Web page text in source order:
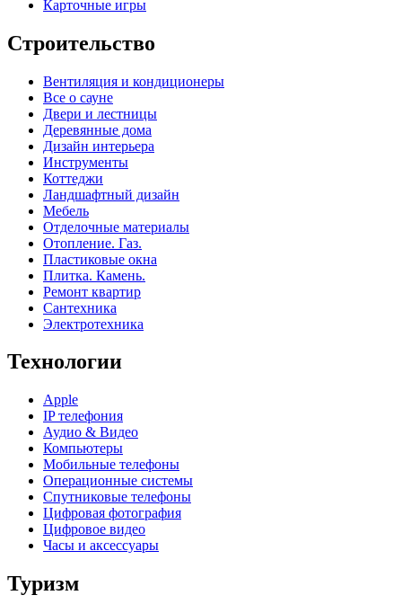
Карточные игры
Строительство
Вентиляция и кондиционеры
Все о сауне
Двери и лестницы
Деревянные дома
Дизайн интерьера
Инструменты
Коттеджи
Ландшафтный дизайн
Мебель
Отделочные материалы
Отопление. Газ.
Пластиковые окна
Плитка. Камень.
Ремонт квартир
Сантехника
Электротехника
Технологии
Apple
IP телефония
Аудио & Видео
Компьютеры
Мобильные телефоны
Операционные системы
Спутниковые телефоны
Цифровая фотография
Цифровое видео
Часы и аксессуары
Туризм